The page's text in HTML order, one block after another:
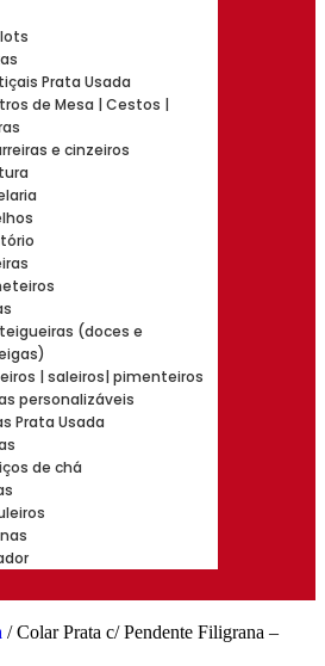
Prata Usada
de Mesa | Cestos |
e cinzeiros
(doces e
| saleiros| pimenteiros
personalizáveis
Prata Usada
de chá
/ Colar Prata c/ Pendente Filigrana –